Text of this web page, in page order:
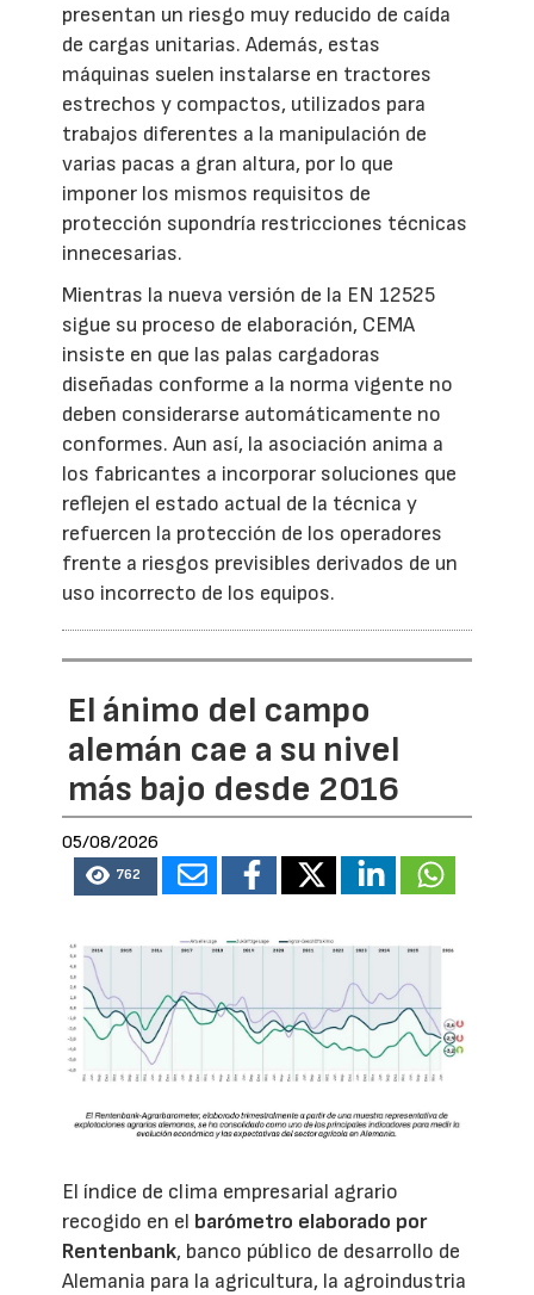
presentan un riesgo muy reducido de caída
de cargas unitarias. Además, estas
máquinas suelen instalarse en tractores
estrechos y compactos, utilizados para
trabajos diferentes a la manipulación de
varias pacas a gran altura, por lo que
imponer los mismos requisitos de
protección supondría restricciones técnicas
innecesarias.
Mientras la nueva versión de la EN 12525
sigue su proceso de elaboración, CEMA
insiste en que las palas cargadoras
diseñadas conforme a la norma vigente no
deben considerarse automáticamente no
conformes. Aun así, la asociación anima a
los fabricantes a incorporar soluciones que
reflejen el estado actual de la técnica y
refuercen la protección de los operadores
frente a riesgos previsibles derivados de un
uso incorrecto de los equipos.
El ánimo del campo
alemán cae a su nivel
más bajo desde 2016
05/08/2026
762
El índice de clima empresarial agrario
recogido en el barómetro elaborado por
Rentenbank, banco público de desarrollo de
Alemania para la agricultura, la agroindustria